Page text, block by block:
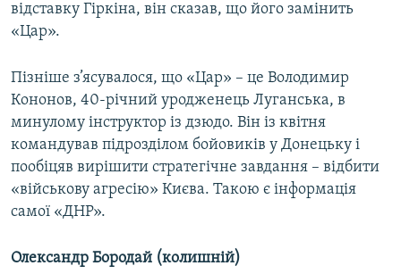
відставку Гіркіна, він сказав, що його замінить
«Цар».
Пізніше з’ясувалося, що «Цар» – це Володимир
Кононов, 40-річний уродженець Луганська, в
минулому інструктор із дзюдо. Він із квітня
командував підрозділом бойовиків у Донецьку і
пообіцяв вирішити стратегічне завдання – відбити
«військову агресію» Києва. Такою є інформація
самої «ДНР».
Олександр Бородай (колишній)